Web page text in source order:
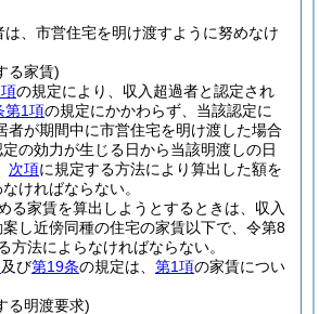
は、市営住宅を明け渡すように努めなけ
る家賃)
の規定により、収入超過者と認定され
第1項の規定にかかわらず、当該認定に
者が期間中に市営住宅を明け渡した場合
の効力が生じる日から当該明渡しの日
次項に規定する方法により算出した額を
ければならない。
る家賃を算出しようとするときは、収入
し近傍同種の住宅の家賃以下で、令第8
方法によらなければならない。
及び第19条の規定は、 第1項の家賃につい
る明渡要求)